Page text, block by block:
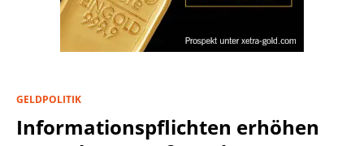
GELDPOLITIK
Informationspflichten erhöhen